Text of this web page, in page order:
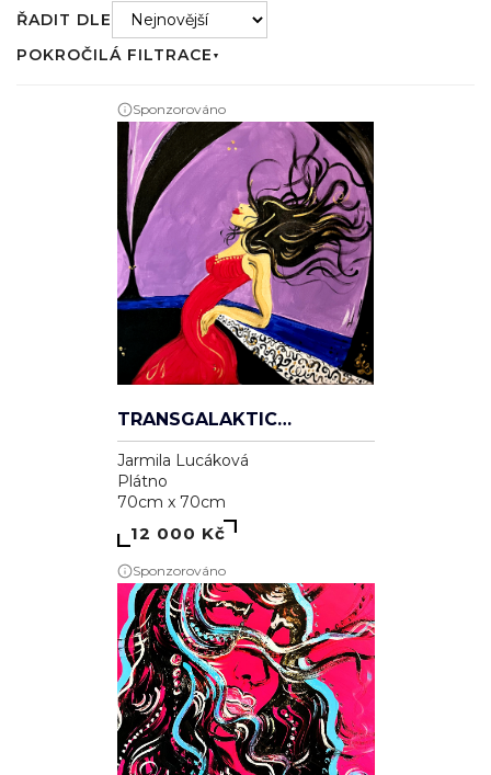
ŘADIT DLE
POKROČILÁ FILTRACE ▼
Sponzorováno
TRANSGALAKTICKÁ
Jarmila Lucáková
Plátno
70cm x 70cm
12 000 Kč
Sponzorováno